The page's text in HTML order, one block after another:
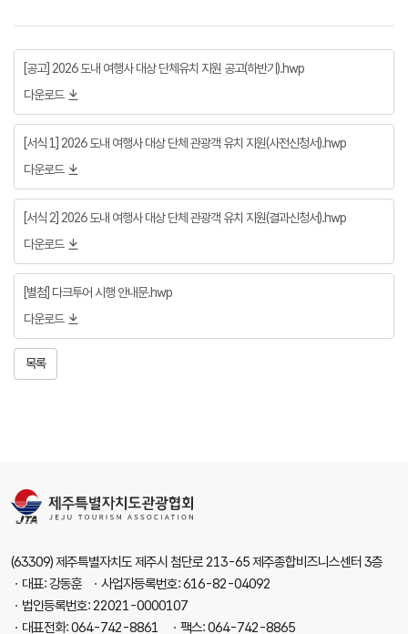
[공고] 2026 도내 여행사 대상 단체유치 지원 공고(하반기).hwp
다운로드
[서식 1] 2026 도내 여행사 대상 단체 관광객 유치 지원(사전신청서).hwp
다운로드
[서식 2] 2026 도내 여행사 대상 단체 관광객 유치 지원(결과신청서).hwp
다운로드
[별첨] 다크투어 시행 안내문.hwp
다운로드
목록
(63309) 제주특별자치도 제주시 첨단로 213-65 제주종합비즈니스센터 3층
ㆍ대표: 강동훈 ㆍ사업자등록번호: 616-82-04092
ㆍ법인등록번호: 22021-0000107
ㆍ대표전화: 064-742-8861 ㆍ팩스: 064-742-8865